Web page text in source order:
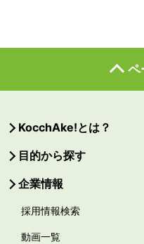
ペ
KocchAke!とは？
目的から探す
企業情報
採用情報検索
動画一覧